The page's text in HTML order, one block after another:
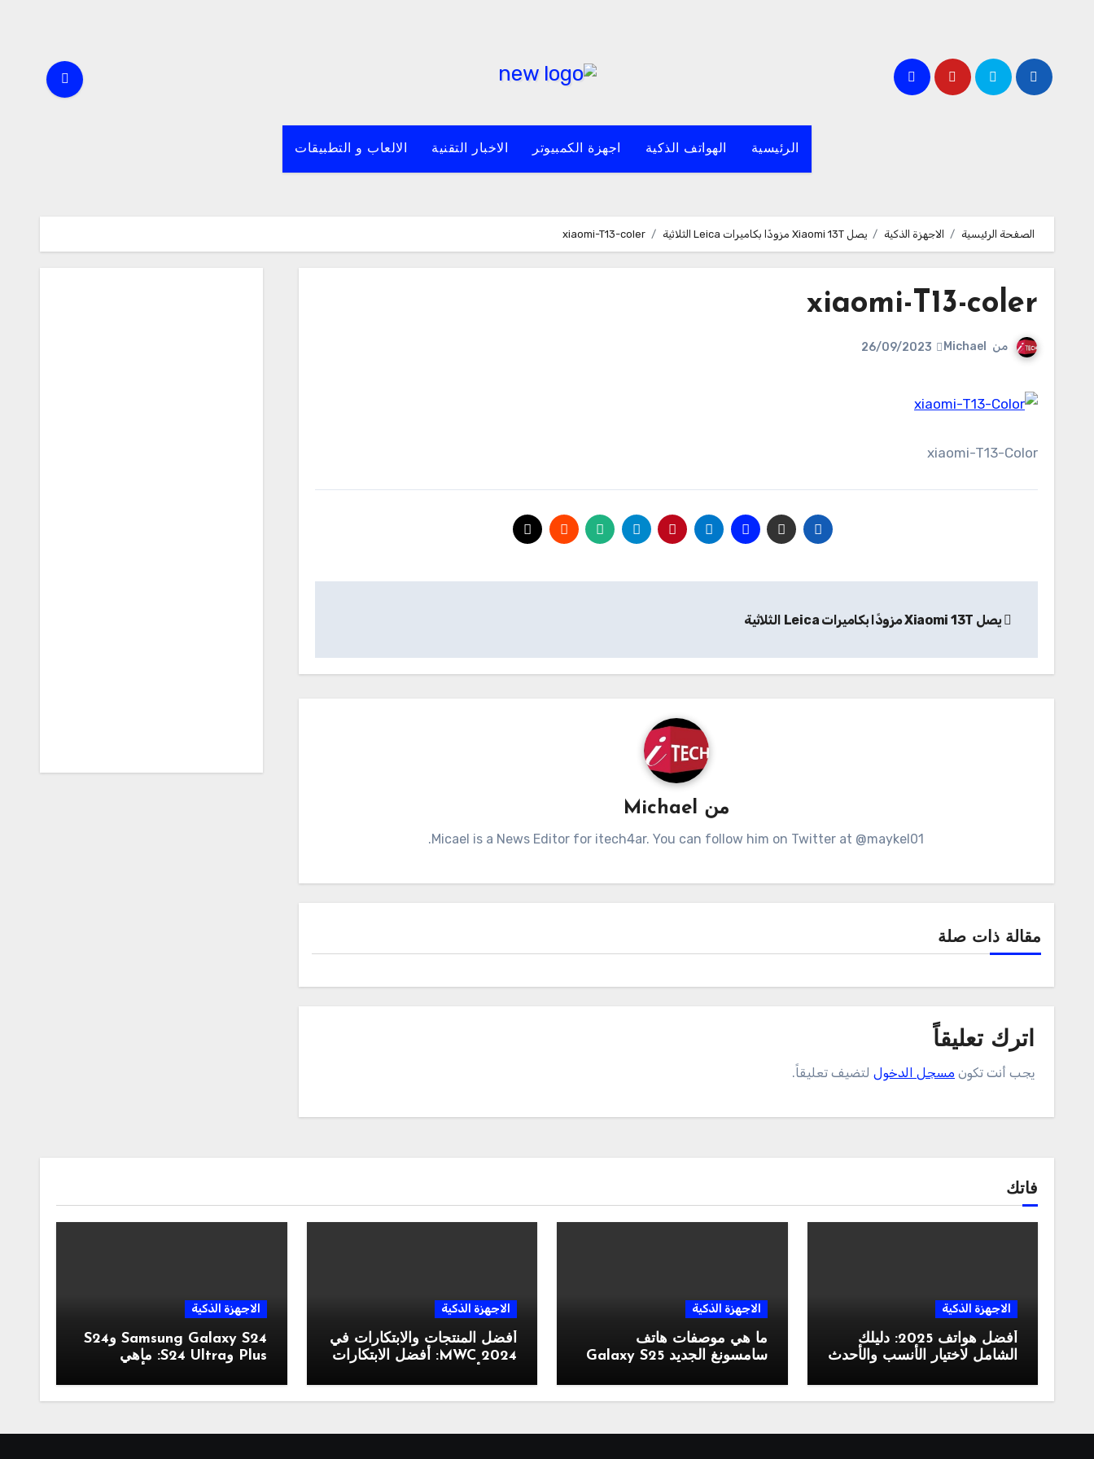
الرئيسية الهواتف الذكية اجهزة الكمبيوتر الاخبار التقنية الالعاب و التطبيقات
الصفحة الرئيسية الاجهزة الذكية يصل Xiaomi 13T مزودًا بكاميرات Leica الثلاثية xiaomi-T13-coler
xiaomi-T13-coler
من Michael
26/09/2023
xiaomi-T13-Color
المقالات
يصل Xiaomi 13T مزودًا بكاميرات Leica الثلاثية
من Michael
Micael is a News Editor for itech4ar. You can follow him on Twitter at @maykel01.
مقالة ذات صلة
اترك تعليقاً
يجب أنت تكون مسجل الدخول لتضيف تعليقاً.
فاتك
الاجهزة الذكية
أفضل هواتف 2025: دليلك
الشامل لاختيار الأنسب والأحدث
الاجهزة الذكية
ما هي موصفات هاتف
سامسونغ الجديد Galaxy S25
الاجهزة الذكية
أفضل المنتجات والابتكارات في
MWC 2024: أفضل الابتكارات
الاجهزة الذكية
Samsung Galaxy S24 وS24
Plus وS24 Ultra: ماهي